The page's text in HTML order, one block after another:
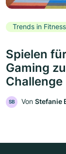
Trends in
Spielen
Gaming
Challenge
SB Von Stefanie